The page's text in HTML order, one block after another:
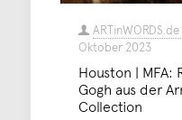
Oktober 2023
Houston | MFA:
Gogh aus der
Collection